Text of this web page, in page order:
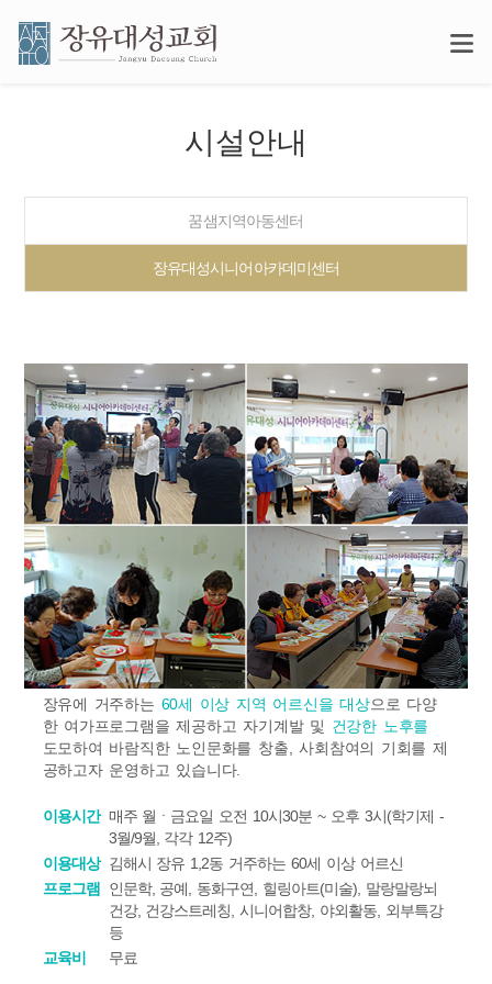
시설안내
꿈샘지역아동센터
장유대성시니어아카데미센터
장유에 거주하는 60세 이상 지역 어르신을 대상으로 다양
한 여가프로그램을 제공하고 자기계발 및 건강한 노후를
도모하여 바람직한 노인문화를 창출, 사회참여의 기회를 제
공하고자 운영하고 있습니다.
이용시간 매주 월ㆍ금요일 오전 10시30분 ~ 오후 3시(학기제 -
3월/9월, 각각 12주)
이용대상 김해시 장유 1,2동 거주하는 60세 이상 어르신
프로그램
인문학, 공예, 동화구연, 힐링아트(미술), 말랑말랑뇌
건강, 건강스트레칭, 시니어합창, 야외활동, 외부특강
등
교육비
무료